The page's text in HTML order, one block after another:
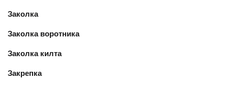
Заколка
Заколка воротника
Заколка килта
Закрепка